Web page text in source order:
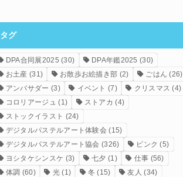
タグ
DPA合同展2025 (30) DPA年鑑2025 (30)
お土産 (31) お散歩お絵描き部 (2) ごはん (26)
アンバサダー (3) イベント (7) クリスマス (4)
コロリアージュ (1) ストアカ (4)
ストックイラスト (24)
デジタルパステルアート体験会 (15)
デジタルパステルアート協会 (326) ピンク (5)
ヨシタケシンスケ (3) 七夕 (1) 仕事 (56)
体調 (60) 光(1) 冬 (15) 友人 (34)